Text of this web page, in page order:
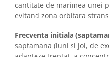
cantitate de marimea unei
evitand zona orbitara
Frecventa initiala
saptamana (luni si joi, de